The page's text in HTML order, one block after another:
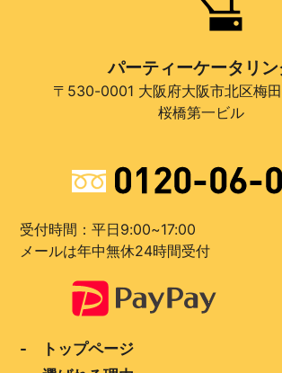
パーティーケータリン
〒530-0001 大阪府大阪市北区梅
桜橋第一ビル
受付時間：平日9:00~17:00
メールは年中無休24時間受付
- トップページ